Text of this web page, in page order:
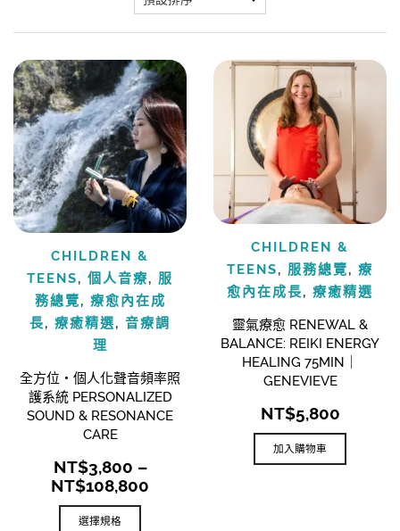
CHILDREN &
TEENS, 個人音療, 服
務總覽, 療愈內在成
長, 療癒精選, 音療調
理
全方位・個人化聲音頻率照
護系統 PERSONALIZED
SOUND & RESONANCE
CARE
NT$3,800 –
NT$108,800
選擇規格
CHILDREN &
TEENS, 服務總覽, 療
愈內在成長, 療癒精選
靈氣療愈 RENEWAL &
BALANCE: REIKI ENERGY
HEALING 75MIN｜
GENEVIEVE
NT$5,800
加入購物車